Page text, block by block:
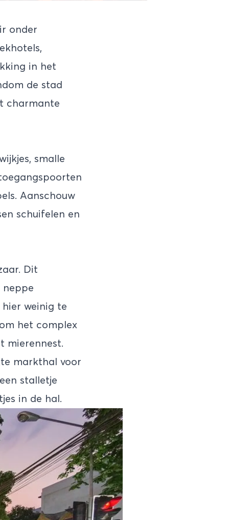
onder
in het
de stad
charmante
smalle
Aanschouw
schuifelen en
Dit
neppe
hier weinig te
het complex
mierennest.
markthal voor
stalletje
in de hal.